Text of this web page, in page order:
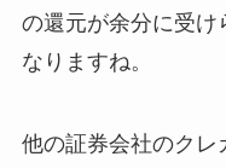
の還元が余分に受け
なりますね。
他の証券会社のクレ